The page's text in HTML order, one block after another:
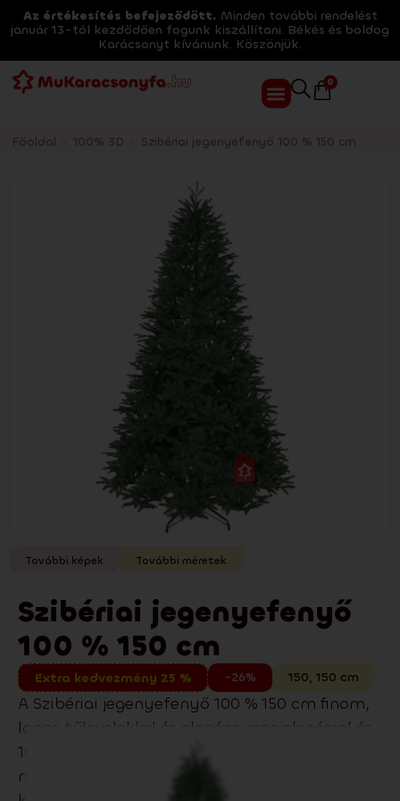
Az értékesítés befejeződött. Minden további rendelést
január 13-tól kezdődően fogunk kiszállítani. Békés és boldog
Karácsonyt kívánunk. Köszönjük.
0
Főoldal 100% 3D Szibériai jegenyefenyő 100 % 150 cm
További képek További méretek
Szibériai jegenyefenyő
100 % 150 cm
Extra kedvezmény 25 % -26% 150, 150 cm
A Szibériai jegenyefenyő 100 % 150 cm finom,
lapos tűlevelekkel és elegáns megjelenéssel és
100%‑os 3D PE tűlevelekkel, amelyek
megtévesztően élethűek jellemzi. Modern és